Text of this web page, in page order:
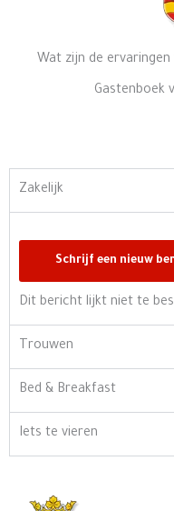
Wat zijn de
Gastenboek
Zakelijk
Dit bericht lijkt niet te
Trouwen
Bed & Breakfast
Iets te vieren